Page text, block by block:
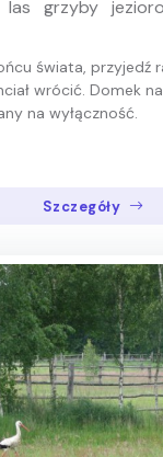
las grzyby jezioro
świata, przyjedź
wrócić. Domek
na wyłączność.
Szczegóły